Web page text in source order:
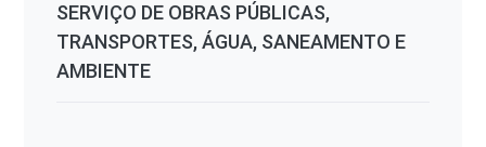
SERVIÇO DE OBRAS PÚBLICAS,
TRANSPORTES, ÁGUA, SANEAMENTO E
AMBIENTE